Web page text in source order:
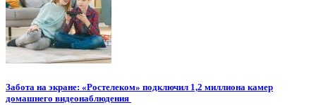
Забота на экране: «Ростелеком» подключил 1,2 миллиона камер
домашнего видеонаблюдения